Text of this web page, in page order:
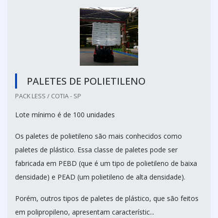
PALETES DE POLIETILENO
PACK LESS / COTIA - SP
Lote mínimo é de 100 unidades
Os paletes de polietileno são mais conhecidos como
paletes de plástico. Essa classe de paletes pode ser
fabricada em PEBD (que é um tipo de polietileno de baixa
densidade) e PEAD (um polietileno de alta densidade).
Porém, outros tipos de paletes de plástico, que são feitos
em polipropileno, apresentam característic...